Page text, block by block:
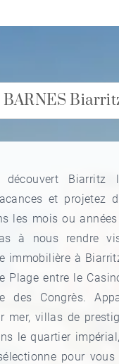
BARNES
Biarritz
et projetez
les mois ou
à nous rendre
immobilière à
Plage entre le
des Congrès.
mer, villas de
le quartier impérial,
pour